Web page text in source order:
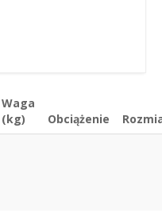
Waga
(kg)
Obciążenie